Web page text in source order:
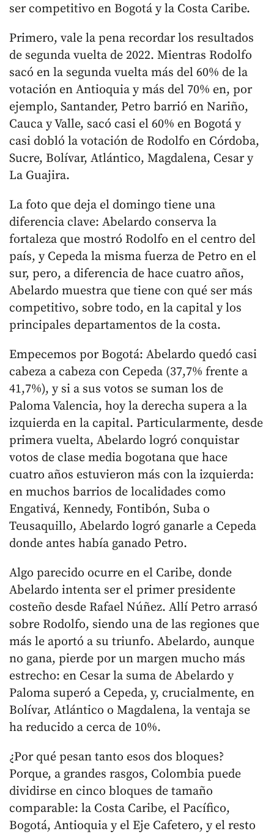
ser competitivo en Bogotá y la Costa Caribe.
Primero, vale la pena recordar los resultados
de segunda vuelta de 2022. Mientras Rodolfo
sacó en la segunda vuelta más del 60% de la
votación en Antioquia y más del 70% en, por
ejemplo, Santander, Petro barrió en Nariño,
Cauca y Valle, sacó casi el 60% en Bogotá y
casi dobló la votación de Rodolfo en Córdoba,
Sucre, Bolívar, Atlántico, Magdalena, Cesar y
La Guajira.
La foto que deja el domingo tiene una
diferencia clave: Abelardo conserva la
fortaleza que mostró Rodolfo en el centro del
país, y Cepeda la misma fuerza de Petro en el
sur, pero, a diferencia de hace cuatro años,
Abelardo muestra que tiene con qué ser más
competitivo, sobre todo, en la capital y los
principales departamentos de la costa.
Empecemos por Bogotá: Abelardo quedó casi
cabeza a cabeza con Cepeda (37,7% frente a
41,7%), y si a sus votos se suman los de
Paloma Valencia, hoy la derecha supera a la
izquierda en la capital. Particularmente, desde
primera vuelta, Abelardo logró conquistar
votos de clase media bogotana que hace
cuatro años estuvieron más con la izquierda:
en muchos barrios de localidades como
Engativá, Kennedy, Fontibón, Suba o
Teusaquillo, Abelardo logró ganarle a Cepeda
donde antes había ganado Petro.
Algo parecido ocurre en el Caribe, donde
Abelardo intenta ser el primer presidente
costeño desde Rafael Núñez. Allí Petro arrasó
sobre Rodolfo, siendo una de las regiones que
más le aportó a su triunfo. Abelardo, aunque
no gana, pierde por un margen mucho más
estrecho: en Cesar la suma de Abelardo y
Paloma superó a Cepeda, y, crucialmente, en
Bolívar, Atlántico o Magdalena, la ventaja se
ha reducido a cerca de 10%.
¿Por qué pesan tanto esos dos bloques?
Porque, a grandes rasgos, Colombia puede
dividirse en cinco bloques de tamaño
comparable: la Costa Caribe, el Pacífico,
Bogotá, Antioquia y el Eje Cafetero, y el resto